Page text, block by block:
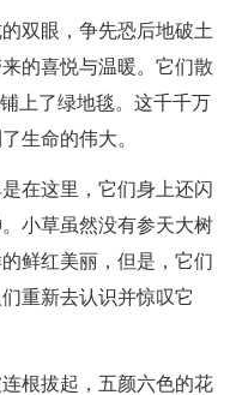
双眼，争先恐后地破土
的喜悦与温暖。它们散
上了绿地毯。这千千万
生命的伟大。
在这里，它们身上还闪
小草虽然没有参天大树
鲜红美丽，但是，它们
重新去认识并惊叹它
根拔起，五颜六色的花